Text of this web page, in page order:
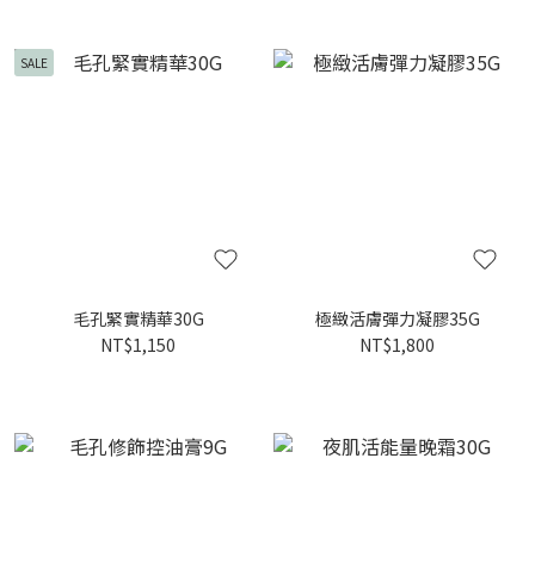
SALE
毛孔緊實精華30G
NT$1,150
極緻活膚彈力凝膠35G
NT$1,800